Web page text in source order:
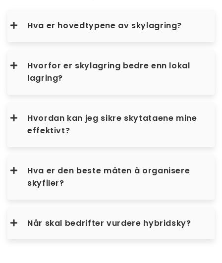
Hva er hovedtypene av skylagring?
Hvorfor er skylagring bedre enn lokal
lagring?
Hvordan kan jeg sikre skytataene mine
effektivt?
Hva er den beste måten å organisere
skyfiler?
Når skal bedrifter vurdere hybridsky?